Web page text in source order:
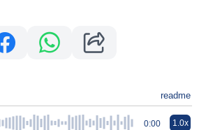
readme
0:00 1.0x